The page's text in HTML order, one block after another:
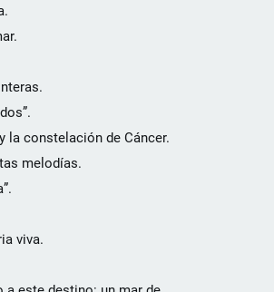
la constelación de Cáncer.
melodías.
viva.